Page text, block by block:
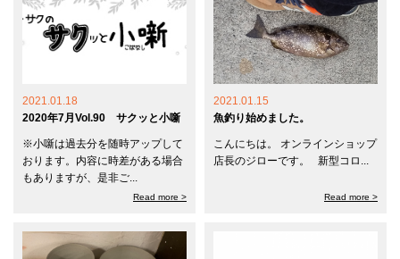
2021.01.18
2020年7月Vol.90 サクッと小噺
※小噺は過去分を随時アップして
おります。内容に時差がある場合
もありますが、是非ご...
Read more >
2021.01.15
魚釣り始めました。
こんにちは。 オンラインショップ
店長のジローです。 新型コロ...
Read more >